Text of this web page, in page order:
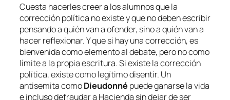
Cuesta hacerles creer a los alumnos que la
corrección política no existe y que no deben escribir
pensando a quién van a ofender, sino a quién van a
hacer reflexionar. Y que si hay una corrección, es
bienvenida como elemento al debate, pero no como
límite a la propia escritura. Si existe la corrección
política, existe como legítimo disentir. Un
antisemita comoDieudonné puede ganarse la vida
e incluso defraudar a Hacienda sin dejar de ser